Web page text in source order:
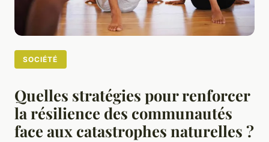
SOCIÉTÉ
Quelles stratégies pour renforcer
la résilience des communautés
face aux catastrophes naturelles ?